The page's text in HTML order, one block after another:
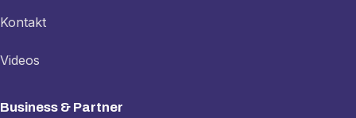
Kontakt
Videos
Business & Partner